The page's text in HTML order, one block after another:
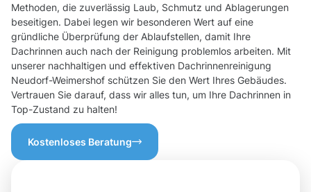
Methoden, die zuverlässig Laub, Schmutz und Ablagerungen
beseitigen. Dabei legen wir besonderen Wert auf eine
gründliche Überprüfung der Ablaufstellen, damit Ihre
Dachrinnen auch nach der Reinigung problemlos arbeiten. Mit
unserer nachhaltigen und effektiven Dachrinnenreinigung
Neudorf-Weimershof schützen Sie den Wert Ihres Gebäudes.
Vertrauen Sie darauf, dass wir alles tun, um Ihre Dachrinnen in
Top-Zustand zu halten!
Kostenloses Beratung